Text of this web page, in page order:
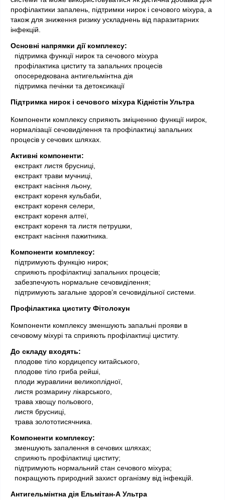
профілактики запалень, підтримки нирок і сечового міхура, а
також для зниження ризику ускладнень від паразитарних
інфекцій.
Основні напрямки дії комплексу:
підтримка функції нирок та сечового міхура
профілактика циститу та запальних процесів
опосередкована антигельмінтна дія
підтримка печінки та детоксикації
Підтримка нирок і сечового міхура Кідністін Ультра
Компоненти комплексу сприяють зміцненню функції нирок,
нормалізації сечовиділення та профілактиці запальних
процесів у сечових шляхах.
Активні компоненти:
екстракт листя брусниці,
екстракт трави мучниці,
екстракт насіння льону,
екстракт кореня кульбаби,
екстракт кореня селери,
екстракт кореня алтеї,
екстракт кореня та листя петрушки,
екстракт насіння пажитника.
Компоненти комплексу:
підтримують функцію нирок;
сприяють профілактиці запальних процесів;
забезпечують нормальне сечовиділення;
підтримують загальне здоров’я сечовидільної системи.
Профілактика циститу Фітолокун
Компоненти комплексу зменшують запальні прояви в
сечовому міхурі та сприяють профілактиці циститу.
До складу входять:
плодове тіло кордицепсу китайського,
плодове тіло гриба рейші,
плоди журавлини великоплідної,
листя розмарину лікарського,
трава хвощу польового,
листя брусниці,
трава золототисячника.
Компоненти комплексу:
зменшують запалення в сечових шляхах;
сприяють профілактиці циститу;
підтримують нормальний стан сечового міхура;
покращують природний захист організму від інфекцій.
Антигельмінтна дія Ельмітан-А Ультра